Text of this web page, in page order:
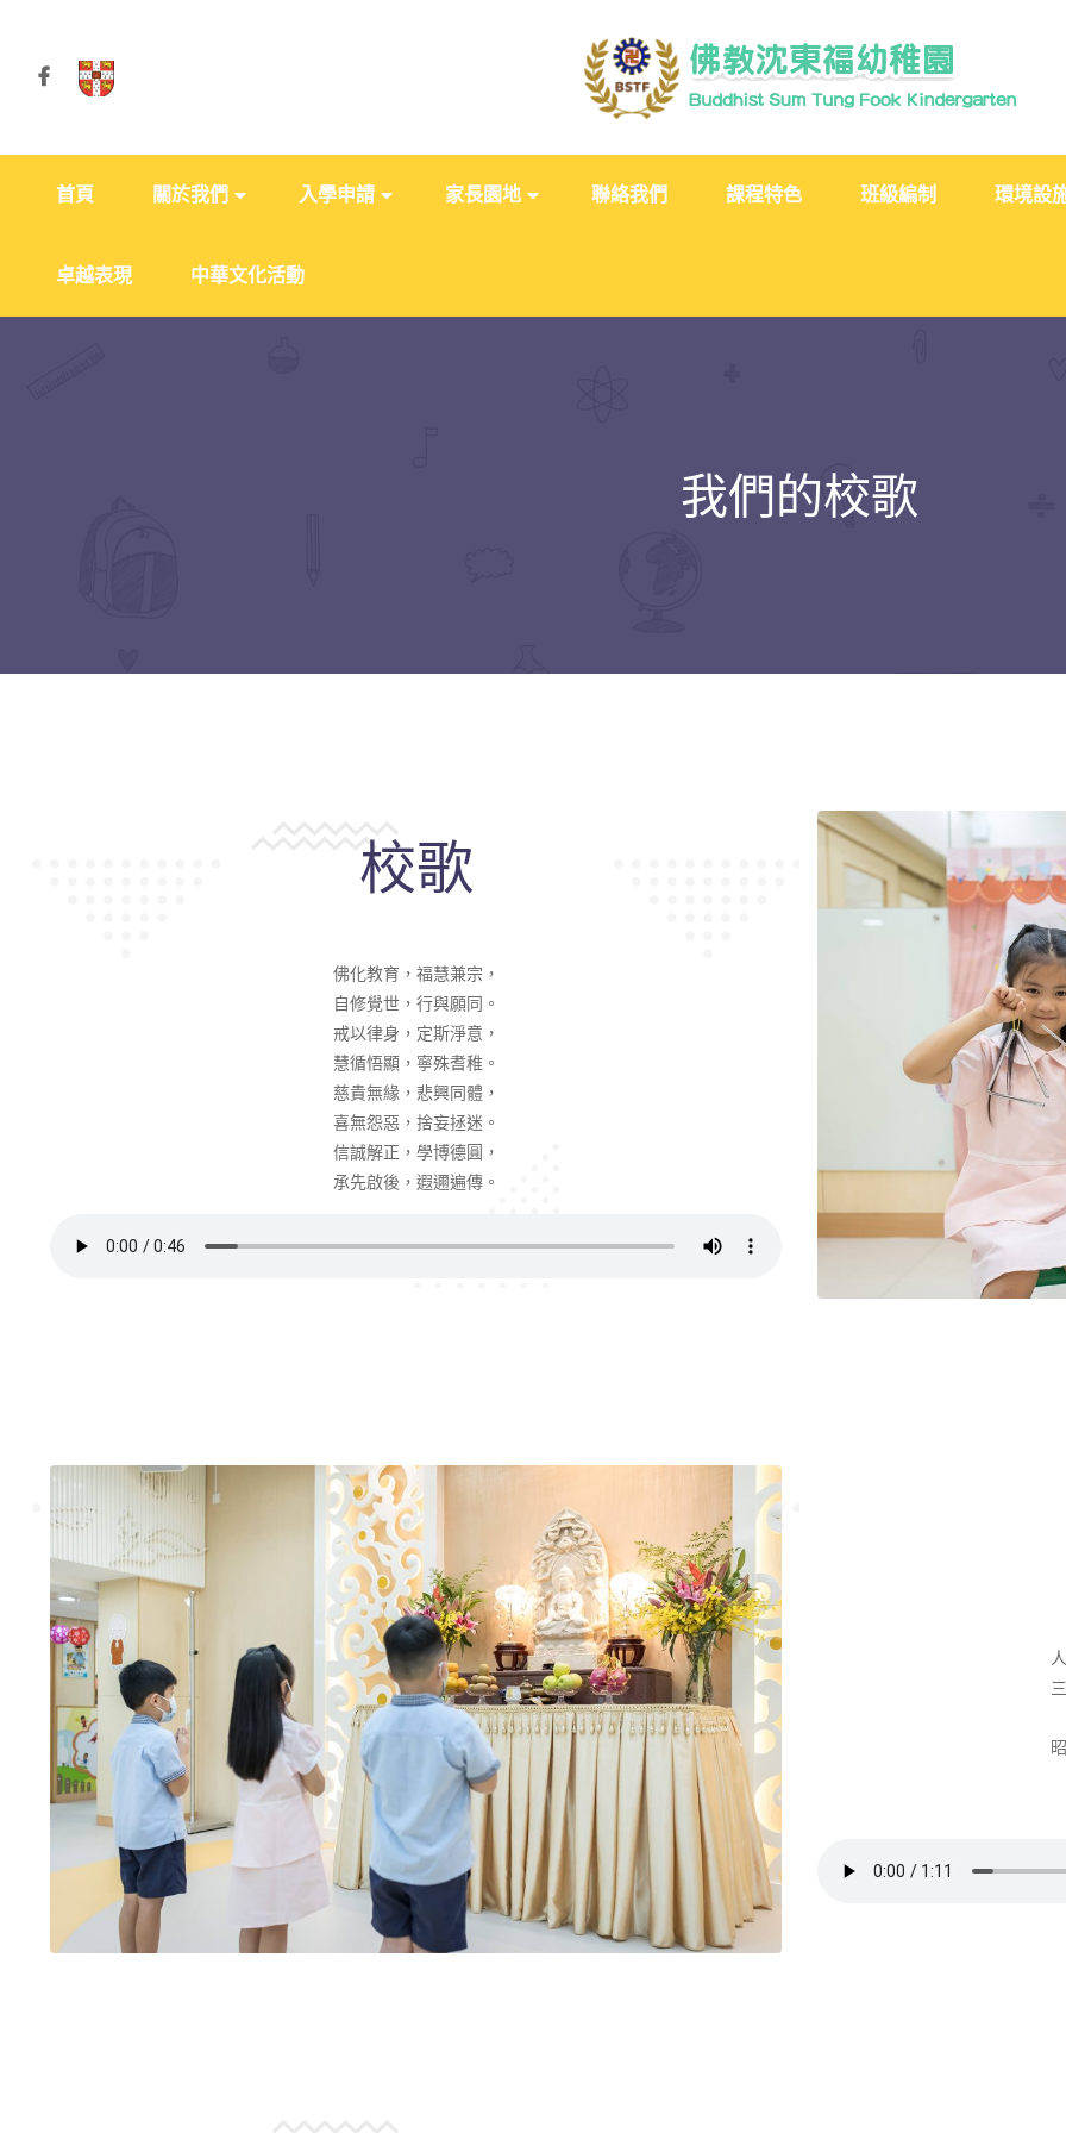
首頁 關於我們 入學申請 家長園地 聯絡我們 課程特色 班級編制 環境設
卓越表現 中華文化活動
我們的校歌
校歌
佛化教育，福慧兼宗，
自修覺世，行與願同。
戒以律身，定斯淨意，
慧循悟顯，寧殊耆稚。
慈貴無緣，悲興同體，
喜無怨惡，捨妄拯迷。
信誠解正，學博德圓，
承先啟後，遐邇遍傳。